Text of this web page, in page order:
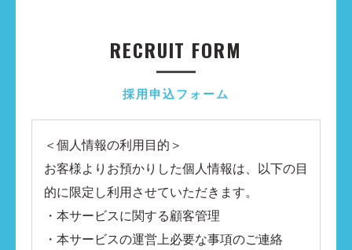
採用申込フォーム
RECRUIT FORM
＜個人情報の利用目的＞
お客様よりお預かりした個人情報は、以下の目
的に限定し利用させていただきます。
・本サービスに関する顧客管理
・本サービスの運営上必要な事項のご連絡